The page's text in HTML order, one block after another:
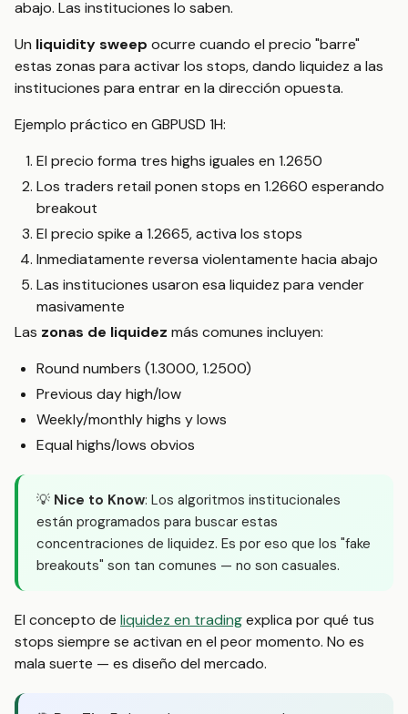
abajo. Las instituciones lo saben.
Un liquidity sweep ocurre cuando el precio "barre"
estas zonas para activar los stops, dando liquidez a las
instituciones para entrar en la dirección opuesta.
Ejemplo práctico en GBPUSD 1H:
El precio forma tres highs iguales en 1.2650
Los traders retail ponen stops en 1.2660 esperando
breakout
El precio spike a 1.2665, activa los stops
Inmediatamente reversa violentamente hacia abajo
Las instituciones usaron esa liquidez para vender
masivamente
Las zonas de liquidez más comunes incluyen:
Round numbers (1.3000, 1.2500)
Previous day high/low
Weekly/monthly highs y lows
Equal highs/lows obvios
💡 Nice to Know: Los algoritmos institucionales
están programados para buscar estas
concentraciones de liquidez. Es por eso que los "fake
breakouts" son tan comunes — no son casuales.
El concepto de liquidez en tradingexplica por qué tus
stops siempre se activan en el peor momento. No es
mala suerte — es diseño del mercado.